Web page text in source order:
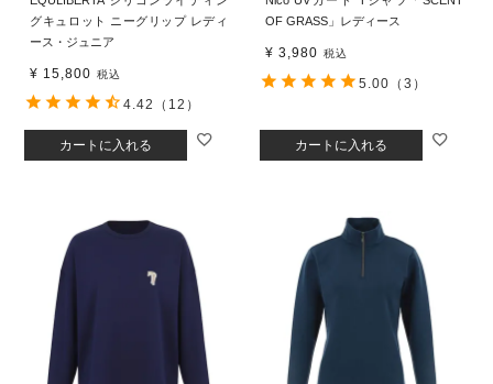
グキュロット ニーグリップ レディ
ース・ジュニア
¥ 15,800 税込
カートに入れる
4.42 （12）
OF GRASS」レディース
¥ 3,980 税込
カートに入れる
5.00 （3）